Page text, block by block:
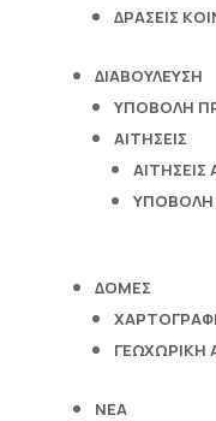
ΔΡΑΣΕΙΣ
ΔΙΑΒΟΥΛΕΥΣΗ
ΥΠΟΒΟΛΗ
ΑΙΤΗΣΕΙΣ
ΥΠΟΒΟΛΗ
ΔΟΜΕΣ
ΓΕΩΧΩΡΙΚΗ
ΝΕΑ